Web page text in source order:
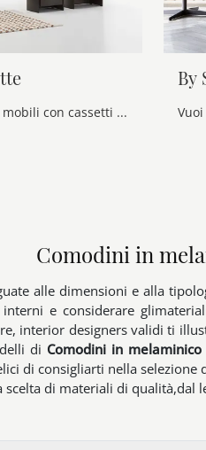
Una ricca gamma di mobili con cassetti Alf Da Frè: i comodini moderni in melaminico, come Adj Gruppo Notte , sono tra le proposte più esclusive.
By
Comodini in
alle dimensioni e alla
e considerare
interior designers validi ti
di Comodini in melaminico
di consigliarti nella
scelta di materiali di qualità,dal